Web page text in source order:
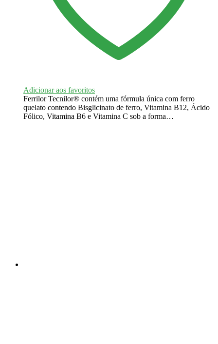
Adicionar aos favoritos
Ferrilor Tecnilor® contém uma fórmula única com ferro
quelato contendo Bisglicinato de ferro, Vitamina B12, Ácido
Fólico, Vitamina B6 e Vitamina C sob a forma…